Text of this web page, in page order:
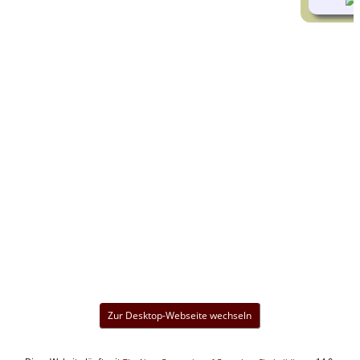
Zur Desktop-Webseite wechseln